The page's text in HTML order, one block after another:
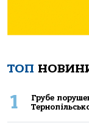
ТОП
1
Грубе